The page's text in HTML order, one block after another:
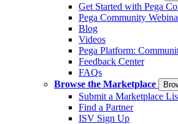
Get Started with Pega
Pega Community
Blog
Videos
Pega Platform:
Feedback Center
FAQs
Browse the Marketplace
Submit a Marketplace
Find a Partner
ISV Sign Up